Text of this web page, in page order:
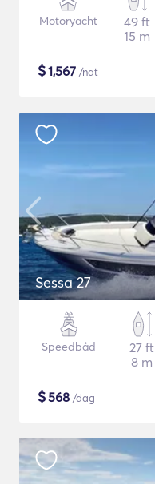
Motoryacht
49 ft
15 m
$1,567 /nat
Sessa 27
Speedbåd
27 ft
8 m
$568 /dag